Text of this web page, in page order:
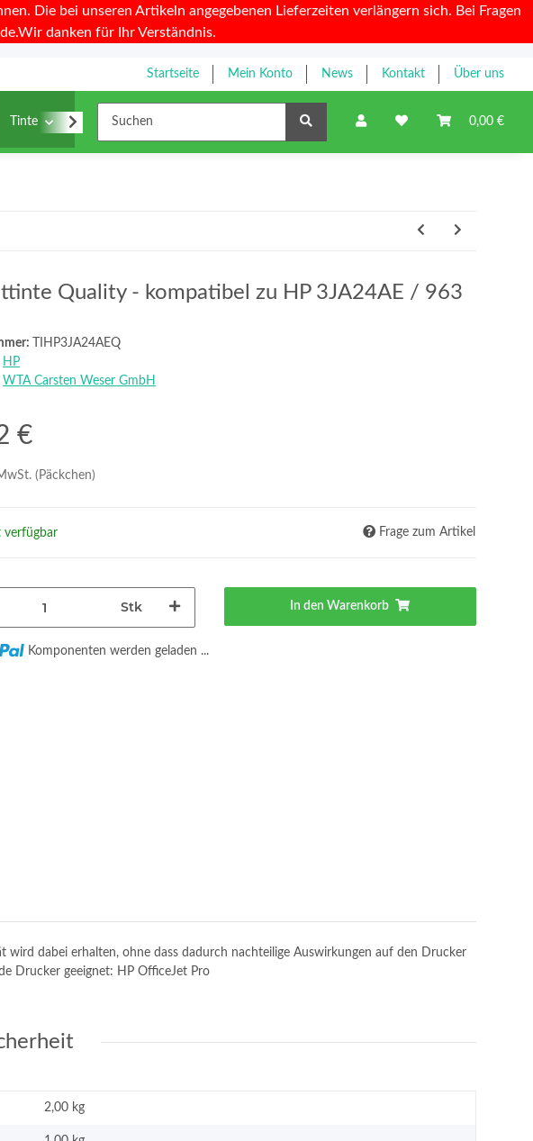
Die bei unseren Artikeln angegebenen Lieferzeiten verlängern sich. Bei Fragen
danken für Ihr Verständnis.
Startseite Mein Konto News Kontakt Über uns
0,00 €
Tinte Toner
Quality - kompatibel zu HP 3JA24AE / 963
TIHP3JA24AEQ
HP
WTA Carsten Weser GmbH
€
(Päckchen)
verfügbar Frage zum Artikel
Stk In den Warenkorb
Komponenten werden geladen ...
dabei erhalten, ohne dass dadurch nachteilige Auswirkungen auf den Drucker
Drucker geeignet: HP OfficeJet Pro
2,00 kg